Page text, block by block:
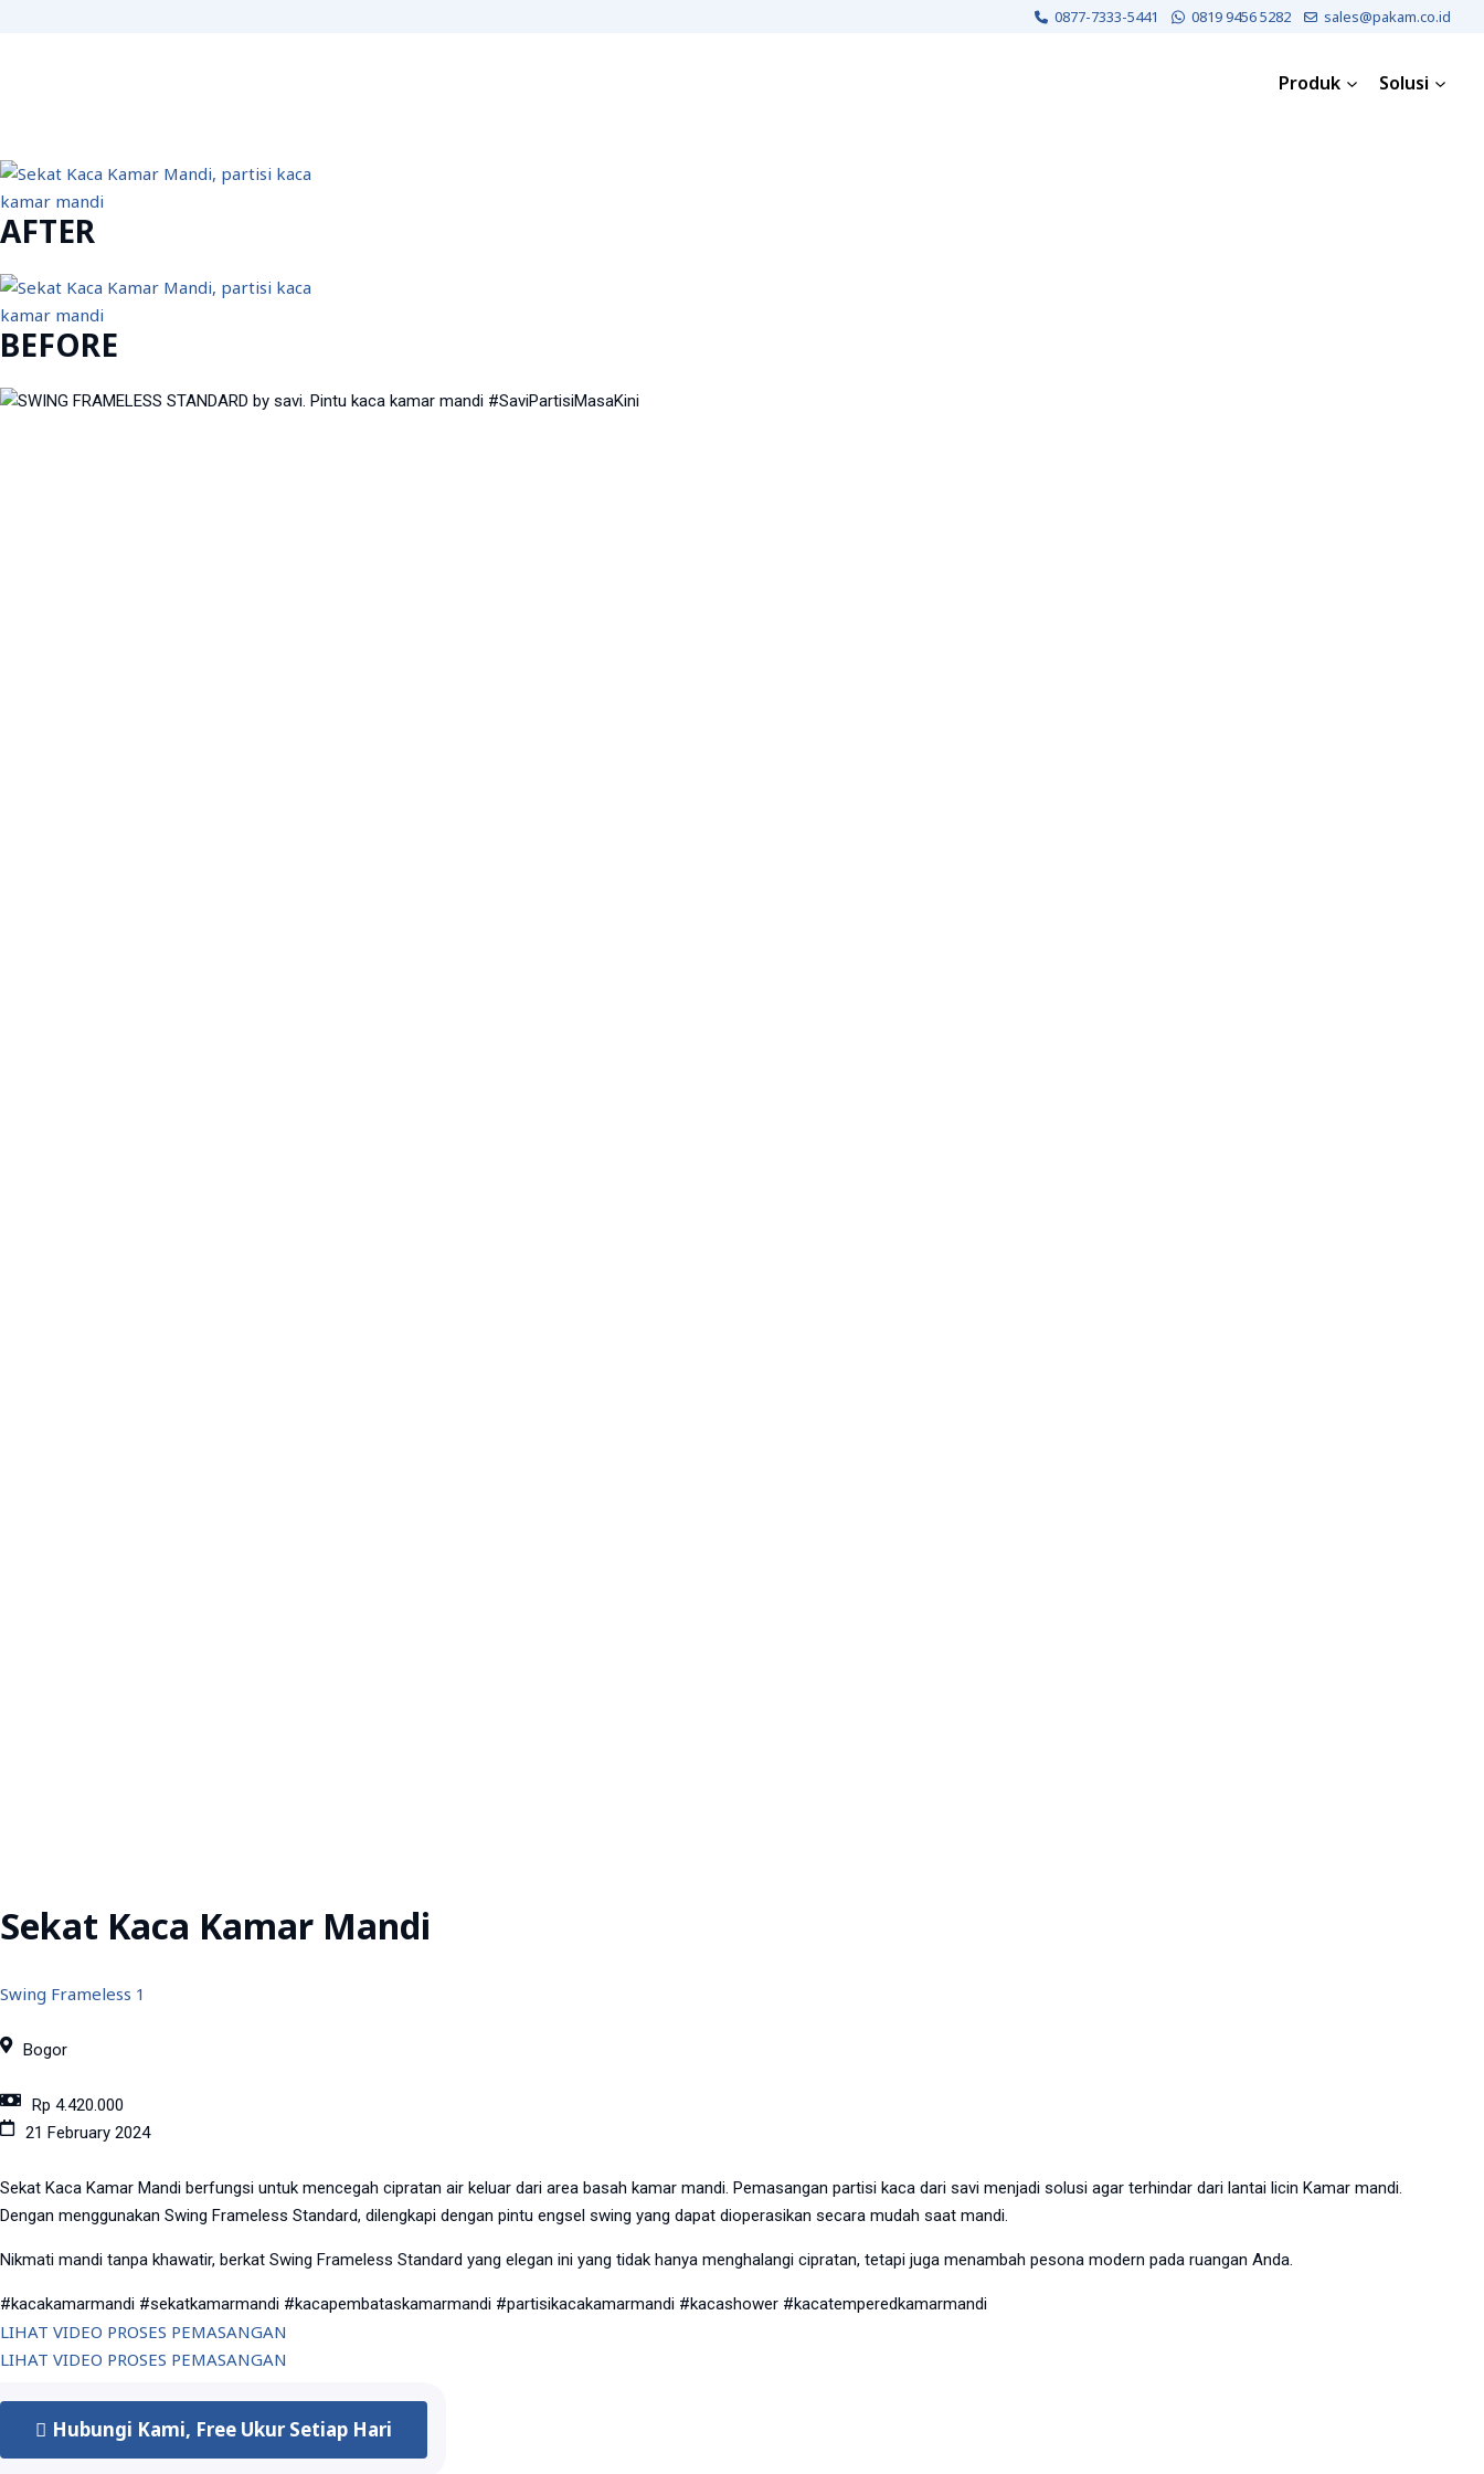
0877-7333-5441 0819 9456 5282 sales@pakam.co.id
Produk Solusi
AFTER
BEFORE
Sekat Kaca Kamar Mandi
Swing Frameless 1
Bogor
Rp 4.420.000
21 February 2024
Sekat Kaca Kamar Mandi berfungsi untuk mencegah cipratan air keluar dari area basah kamar mandi. Pemasangan partisi kaca dari savi menjadi solusi agar terhindar dari lantai licin Kamar mandi.
Dengan menggunakan Swing Frameless Standard, dilengkapi dengan pintu engsel swing yang dapat dioperasikan secara mudah saat mandi.
Nikmati mandi tanpa khawatir, berkat Swing Frameless Standard yang elegan ini yang tidak hanya menghalangi cipratan, tetapi juga menambah pesona modern pada ruangan Anda.
#kacakamarmandi #sekatkamarmandi #kacapembataskamarmandi #partisikacakamarmandi #kacashower #kacatemperedkamarmandi
LIHAT VIDEO PROSES PEMASANGAN
LIHAT VIDEO PROSES PEMASANGAN
Hubungi Kami, Free Ukur Setiap Hari